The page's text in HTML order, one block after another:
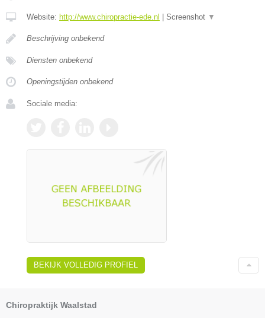
Website: http://www.chiropractie-ede.nl | Screenshot ▼
Beschrijving onbekend
Diensten onbekend
Openingstijden onbekend
Sociale media:
BEKIJK VOLLEDIG PROFIEL
Chiropraktijk Waalstad